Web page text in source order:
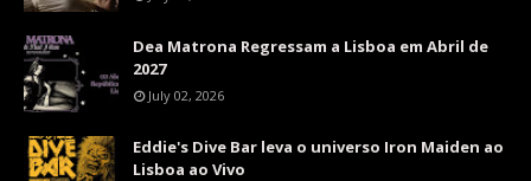
Dea Matrona Regressam a Lisboa em Abril de
2027
July 02, 2026
Eddie's Dive Bar leva o universo Iron Maiden ao
Lisboa ao Vivo